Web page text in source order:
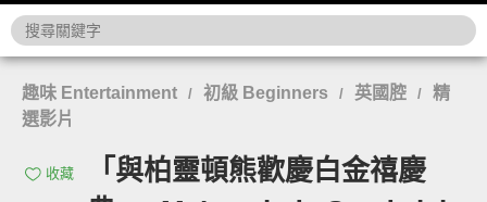
趣味 Entertainment / 初級 Beginners / 英國腔 /
精
選影片
收藏
「與柏靈頓熊歡慶白金禧慶